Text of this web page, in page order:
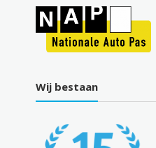
Wij bestaan